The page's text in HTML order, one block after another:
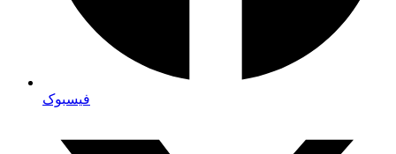
فیسبوک